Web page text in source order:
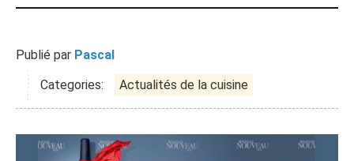
Publié par Pascal
Categories:
Actualités de la cuisine